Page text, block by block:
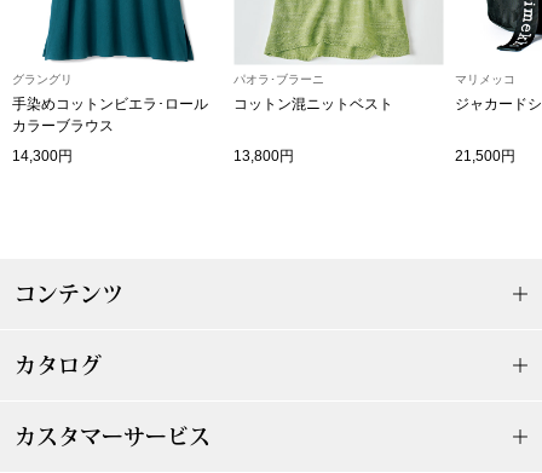
ビー
ーブルウェア
ウオッチ／ア
ウオッチ
グラングリ
手染めコットンビエラ･ロール
カラーブラウス
14,300円
パオラ･ブラーニ
コットン混ニットベスト
13,800円
マリメッコ
ジャカード
21,500円
コンテンツ
カタログ
カスタマーサービス